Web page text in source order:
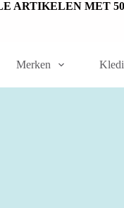
ARTIKELEN
Merken